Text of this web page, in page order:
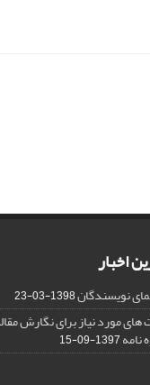
اخبار
نویسندگان1398-03-23
های مورد نیاز برای نگارش
نامه1397-09-15